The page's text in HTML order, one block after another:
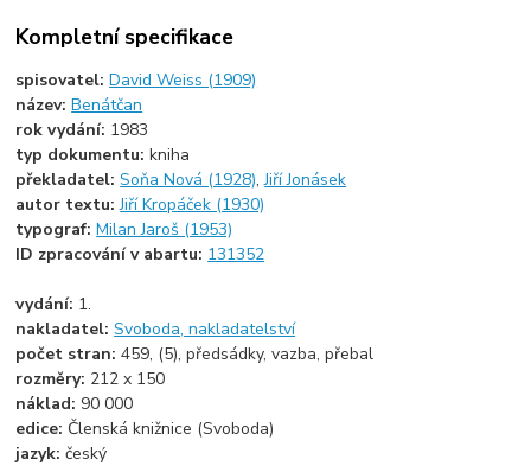
Kompletní specifikace
spisovatel:David Weiss (1909)
název:Benátčan
rok vydání: 1983
typ dokumentu:kniha
překladatel:Soňa Nová (1928),Jiří Jonásek
autor textu:Jiří Kropáček (1930)
typograf:Milan Jaroš (1953)
ID zpracování v abartu: 131352
vydání: 1.
nakladatel:Svoboda, nakladatelství
počet stran:459, (5), předsádky, vazba, přebal
rozměry: 212 x 150
náklad: 90 000
edice: Členská knižnice (Svoboda)
jazyk:český